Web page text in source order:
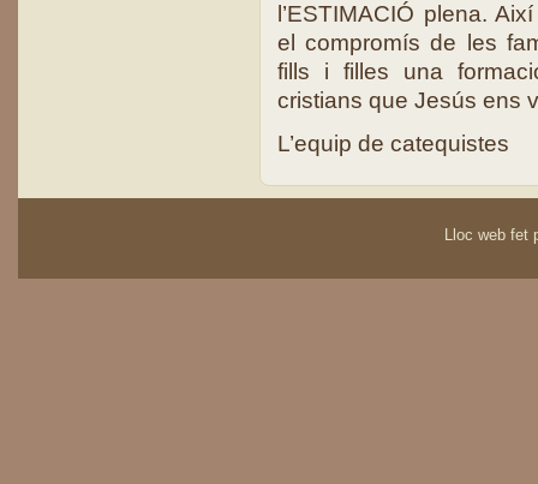
l’ESTIMACIÓ plena.
el compromís de les
fills i filles una
cristians que Jesús ens
L’equip de
Lloc web fet